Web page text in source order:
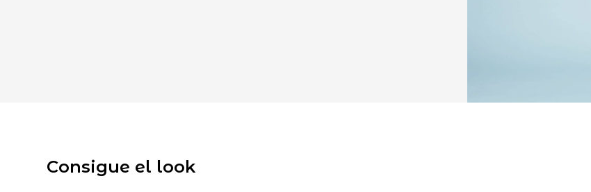
Consigue el look